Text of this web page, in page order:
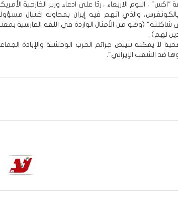
، اليوم الاربعاء ، ردًا على ادعاء وزير الخارجية
والذي اتهم فيه إيران بمحاولة اغتيال
شاكلته" (وهو من الأمثال الواردة في اللغة الفارسية
دين لهم) .
لا يمكنه تبييض جرائم الحرب الوحشية والإبادة
ضد الشعب الإيراني".